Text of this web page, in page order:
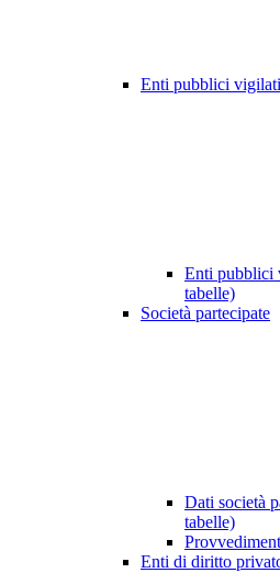
Enti pubblici vigilati
Enti pubblici
tabelle)
Società partecipate
Dati società
tabelle)
Enti di diritto